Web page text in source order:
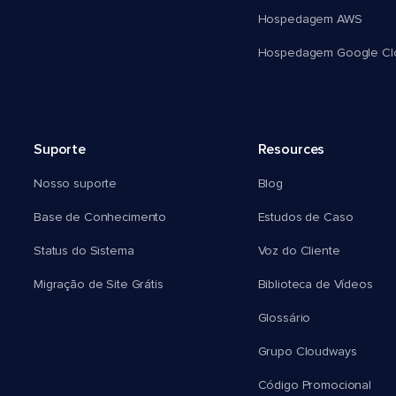
Hospedagem AWS
Hospedagem Google
Suporte
Nosso suporte
Base de Conhecimento
Status do Sistema
Migração de Site Grátis
Resources
Blog
Estudos de Caso
Voz do Cliente
Biblioteca de Vídeos
Glossário
Grupo Cloudways
Código Promocional